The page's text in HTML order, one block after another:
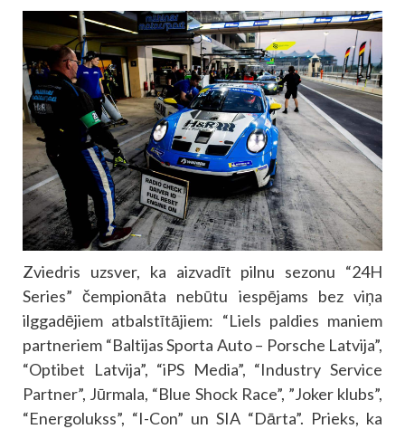
Zviedris uzsver, ka aizvadīt pilnu sezonu “24H
Series” čempionāta nebūtu iespējams bez viņa
ilggadējiem atbalstītājiem: “Liels paldies maniem
partneriem “Baltijas Sporta Auto – Porsche Latvija”,
“Optibet Latvija”, “iPS Media”, “Industry Service
Partner”, Jūrmala, “Blue Shock Race”, ”Joker klubs”,
“Energolukss”, “I-Con” un SIA “Dārta”. Prieks, ka